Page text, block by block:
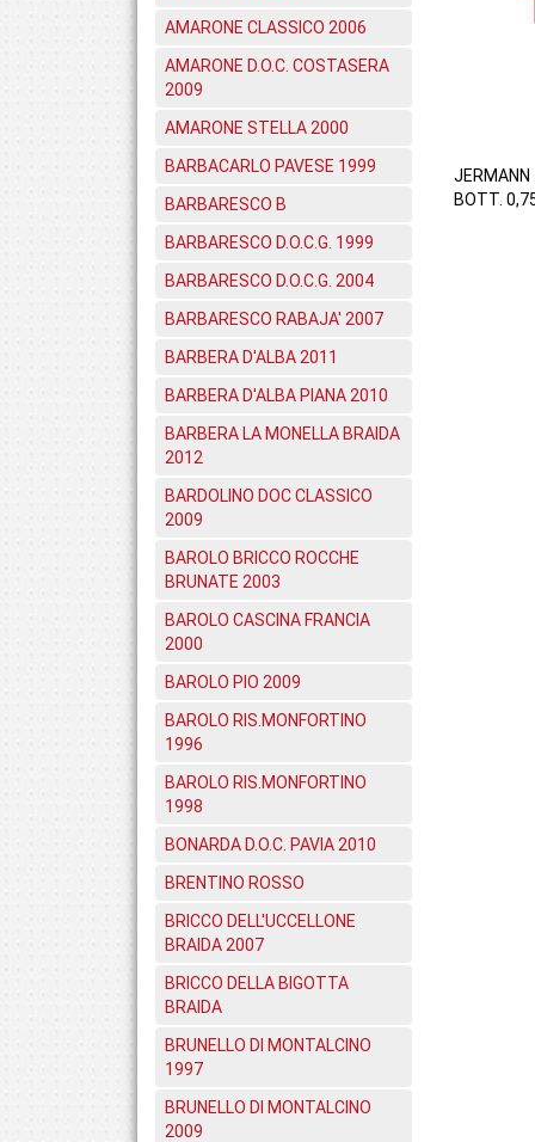
AMARONE CLASSICO 2006
AMARONE D.O.C. COSTASERA
2009
AMARONE STELLA 2000
BARBACARLO PAVESE 1999
BARBARESCO B
BARBARESCO D.O.C.G. 1999
BARBARESCO D.O.C.G. 2004
BARBARESCO RABAJA' 2007
BARBERA D'ALBA 2011
BARBERA D'ALBA PIANA 2010
BARBERA LA MONELLA BRAIDA
2012
BARDOLINO DOC CLASSICO
2009
BAROLO BRICCO ROCCHE
BRUNATE 2003
BAROLO CASCINA FRANCIA
2000
BAROLO PIO 2009
BAROLO RIS.MONFORTINO
1996
BAROLO RIS.MONFORTINO
1998
BONARDA D.O.C. PAVIA 2010
BRENTINO ROSSO
BRICCO DELL'UCCELLONE
BRAIDA 2007
BRICCO DELLA BIGOTTA
BRAIDA
BRUNELLO DI MONTALCINO
1997
BRUNELLO DI MONTALCINO
2009
JERMANN
BOTT.